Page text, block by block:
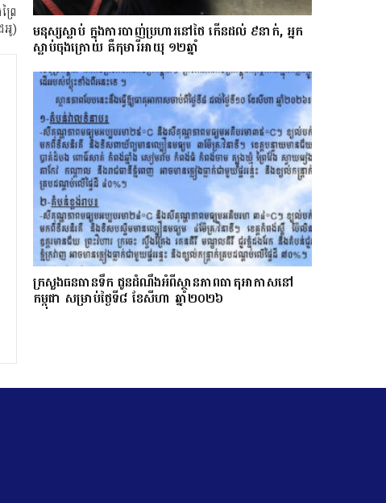
ៃ​
អូ) មនុស្សស្លាប់ ក្នុងការបាញ់ប្រហារនៅថៃ កើនដល់ ៩នាក់, អ្នក
ស្លាប់ចុងក្រោយ គឺកុមារីអាយុ ១២ឆ្នាំ
ក្រសួងធនធានទឹក ជូនដំណឹងអំពីស្ថានភាពធាតុអាកាសនៅ
កម្ពុជា សម្រាប់ថ្ងៃទី៨ ខែសីហា ឆ្នាំ២០២៦